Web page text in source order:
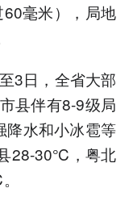
毫米），局地
3日，全省大部
县伴有8-9级局
降水和小冰雹等
28-30℃，粤北